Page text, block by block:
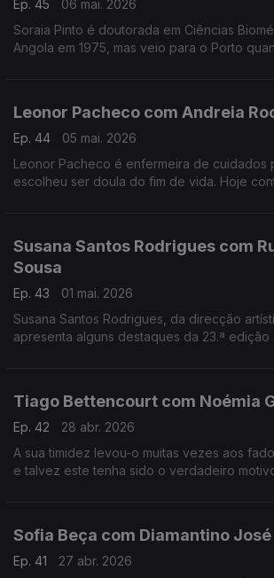
Ep. 45
06 mai. 2026
Soraia Pinto é doutorada em Ciências
Angola em 1975, mas veio para o Porto
Leonor Pacheco com Andreia
Ep. 44
05 mai. 2026
Leonor Pacheco é enfermeira de cuidados
escolheu ser doula do fim de vida. Hoje
Susana Santos Rodrigues com
Sousa
Ep. 43
01 mai. 2026
Susana Santos Rodrigues, da direcção
apresenta alguns destaques da 23.ª
Tiago Bettencourt com Noémia
Ep. 42
28 abr. 2026
A sua timidez levou-o muitas vezes aos
e talvez este tenha sido o verdadeiro
Sofia Beça com Diamantino José
Ep. 41
27 abr. 2026